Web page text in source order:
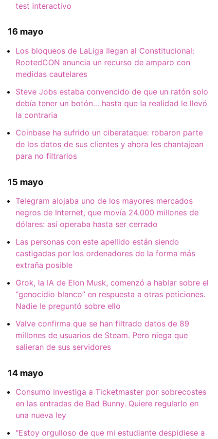
test interactivo
16 mayo
Los bloqueos de LaLiga llegan al Constitucional:
RootedCON anuncia un recurso de amparo con
medidas cautelares
Steve Jobs estaba convencido de que un ratón solo
debía tener un botón… hasta que la realidad le llevó
la contraria
Coinbase ha sufrido un ciberataque: robaron parte
de los datos de sus clientes y ahora les chantajean
para no filtrarlos
15 mayo
Telegram alojaba uno de los mayores mercados
negros de Internet, que movía 24.000 millones de
dólares: así operaba hasta ser cerrado
Las personas con este apellido están siendo
castigadas por los ordenadores de la forma más
extraña posible
Grok, la IA de Elon Musk, comenzó a hablar sobre el
“genocidio blanco” en respuesta a otras peticiones.
Nadie le preguntó sobre ello
Valve confirma que se han filtrado datos de 89
millones de usuarios de Steam. Pero niega que
salieran de sus servidores
14 mayo
Consumo investiga a Ticketmaster por sobrecostes
en las entradas de Bad Bunny. Quiere regularlo en
una nueva ley
"Estoy orgulloso de que mi estudiante despidiese a